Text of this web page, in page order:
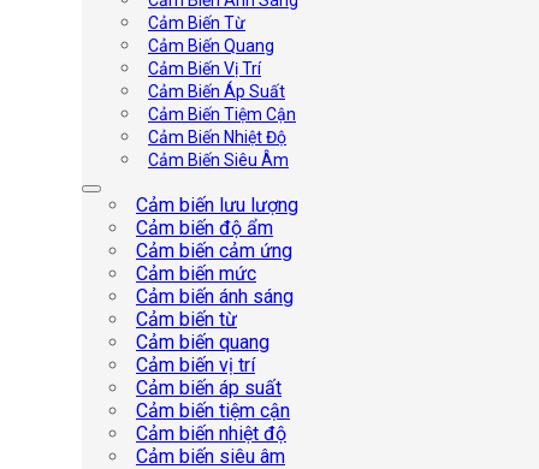
Cảm Biến Từ
Cảm Biến Quang
Cảm Biến Vị Trí
Cảm Biến Áp Suất
Cảm Biến Tiệm Cận
Cảm Biến Nhiệt Độ
Cảm Biến Siêu Âm
Cảm biến lưu lượng
Cảm biến độ ẩm
Cảm biến cảm ứng
Cảm biến mức
Cảm biến ánh sáng
Cảm biến từ
Cảm biến quang
Cảm biến vị trí
Cảm biến áp suất
Cảm biến tiệm cận
Cảm biến nhiệt độ
Cảm biến siêu âm